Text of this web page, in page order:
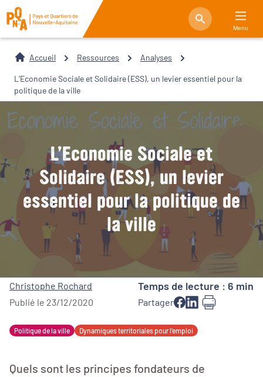
Menu
Accueil Ressources Analyses
L’Economie Sociale et Solidaire (ESS), un levier essentiel pour la
politique de la ville
L’Economie Sociale et
Solidaire (ESS), un levier
essentiel pour la politique de
la ville
Christophe Rochard
Publié le 23/12/2020
Temps de lecture : 6 min
Partager
Politique de la ville Dynamiques territoriales pour l’emploi
Quels sont les principes fondateurs de